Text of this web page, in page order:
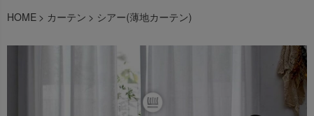
お見舞い申し上げます。 この地震の影響により、現在、一
す。
【お荷物のお届けに遅れが生じている地域】
・全国から九州あてのお荷物
・九州から全国あてのお荷物
当店は は2026年8月11日(火)～2026年8月16日(日)
休業中のご注文に関しては自動返信メールは届きますが、
当店からの注文確認メールの送信、当店へのお問い合わせ
へのご返答ができかねます。 休業明けから順次送信させて
いただきますのでよろしくお願いいたします。
HOME カーテン シアー(薄地カーテン)